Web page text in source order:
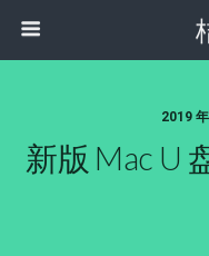
2019
新版 Mac U